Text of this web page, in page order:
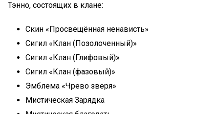
Тэнно, состоящих в клане:
Скин «Просвещённая ненависть»
Сигил «Клан (Позолоченный)»
Сигил «Клан (Глифовый)»
Сигил «Клан (фазовый)»
Эмблема «Чрево зверя»
Мистическая Зарядка